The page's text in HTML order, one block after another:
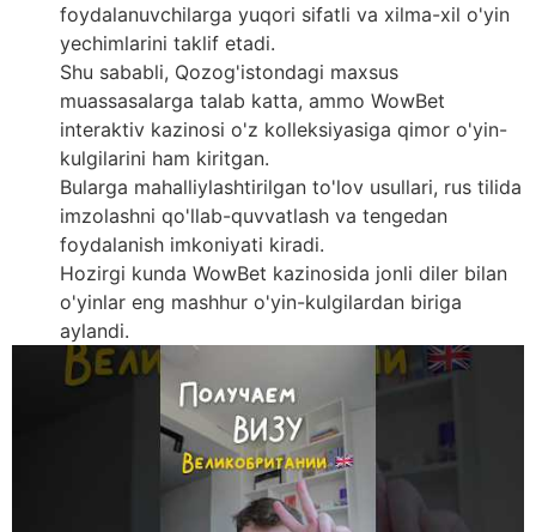
foydalanuvchilarga yuqori sifatli va xilma-xil o'yin
yechimlarini taklif etadi.
Shu sababli, Qozog'istondagi maxsus
muassasalarga talab katta, ammo WowBet
interaktiv kazinosi o'z kolleksiyasiga qimor o'yin-
kulgilarini ham kiritgan.
Bularga mahalliylashtirilgan to'lov usullari, rus tilida
imzolashni qo'llab-quvvatlash va tengedan
foydalanish imkoniyati kiradi.
Hozirgi kunda WowBet kazinosida jonli diler bilan
o'yinlar eng mashhur o'yin-kulgilardan biriga
aylandi.